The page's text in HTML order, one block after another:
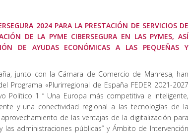
2024 PARA LA PRESTACIÓN DE SERVICIOS DE
DE LA PYME CIBERSEGURA EN LAS PYMES, ASÍ
DE AYUDAS ECONÓMICAS A LAS PEQUEÑAS Y
junto con la Cámara de Comercio de Manresa, han
Programa «Plurirregional de España FEDER 2021-2027
Político 1 “ Una Europa más competitiva e inteligente,
y una conectividad regional a las tecnologías de la
de las ventajas de la digitalización para
administraciones públicas” y Ámbito de Intervención